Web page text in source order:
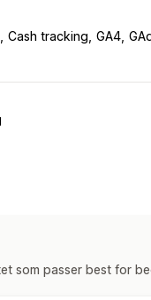
Cash tracking GA4
som passer best for